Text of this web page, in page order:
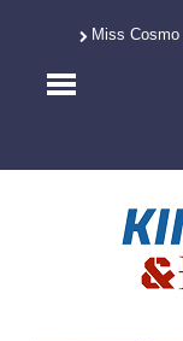
Miss